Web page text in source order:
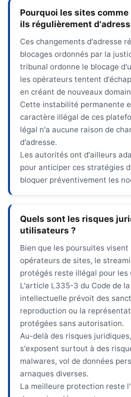
Pourquoi les sites
ils régulièrement
Ces changements d'adresse
blocages ordonnés par la
tribunal ordonne le blocage
les opérateurs tentent
en créant de nouveaux
Cette instabilité permanente
caractère illégal de ces
légal n'a aucune raison de
d'adresse.
Les autorités ont d'ailleurs
pour anticiper ces stratégies
bloquer préventivement les
Quels sont les risques
utilisateurs ?
Bien que les poursuites
opérateurs de sites, le
protégés reste illégal pour les
L'article L335-3 du Code de
intellectuelle prévoit des
reproduction ou la
protégées sans autorisation.
Au-delà des risques
s'exposent surtout à des
malwares, vol de données
arnaques diverses.
La meilleure protection reste